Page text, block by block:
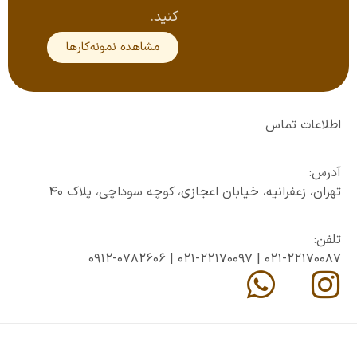
کنید.
مشاهده نمونه‌کارها
اطلاعات تماس
آدرس:
تهران، زعفرانیه، خیابان اعجازی، کوچه سوداچی، پلاک ۴۰
تلفن:
021-22170087
|
021-22170097
|
0912-0782606